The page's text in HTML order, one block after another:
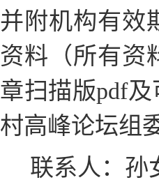
并附机构有效
资料（所有资
章扫描版pdf
村高峰论坛组
联系人：孙